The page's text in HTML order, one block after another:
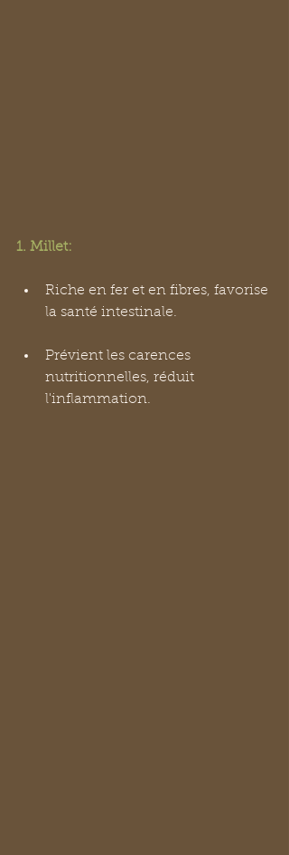
1. Millet:
Riche en fer et en fibres, favorise
la santé intestinale.
Prévient les carences
nutritionnelles, réduit
l'inflammation.